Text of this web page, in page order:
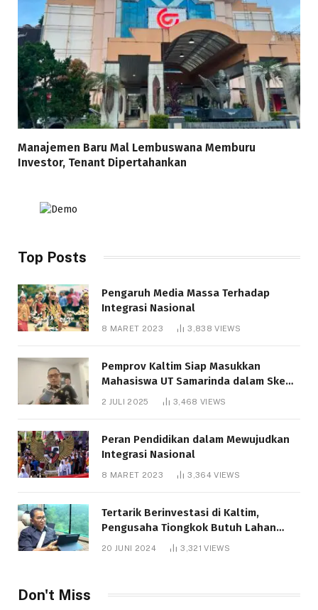
Manajemen Baru Mal Lembuswana Memburu
Investor, Tenant Dipertahankan
Top Posts
Pengaruh Media Massa Terhadap
Integrasi Nasional
8 MARET 2023 3,838VIEWS
Pemprov Kaltim Siap Masukkan
Mahasiswa UT Samarinda dalam Skema
Bantuan Pendidikan Gratispol
2 JULI 2025 3,468 VIEWS
Peran Pendidikan dalam Mewujudkan
Integrasi Nasional
8 MARET 2023 3,364VIEWS
Tertarik Berinvestasi di Kaltim,
Pengusaha Tiongkok Butuh Lahan
20 JUNI 2024 3,321VIEWS
Don't Miss